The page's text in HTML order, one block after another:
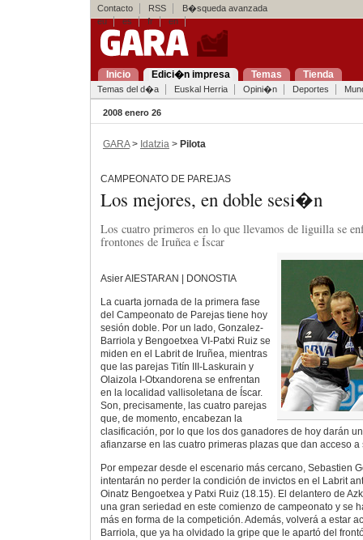
Contacto RSS
B�squeda avanzada
eu
es fr en
Inicio Edici�n impresa Temas Tienda
Temas del d�a Euskal Herria Opini�n Deportes
2008 enero 26
GARA> Idatzia > Pilota
CAMPEONATO DE PAREJAS
Los mejores, en doble sesi�n
Los cuatro primeros en lo que llevamos de liguilla se
frontones de Iruñea e Íscar
Asier AIESTARAN | DONOSTIA
La cuarta jornada de la primera fase
del Campeonato de Parejas tiene hoy
sesión doble. Por un lado, Gonzalez-
Barriola y Bengoetxea VI-Patxi Ruiz se
miden en el Labrit de Iruñea, mientras
que las parejas Titín III-Laskurain y
Olaizola I-Otxandorena se enfrentan
en la localidad vallisoletana de Íscar.
Son, precisamente, las cuatro parejas
que, de momento, encabezan la
clasificación, por lo que los dos ganadores de hoy darán
afianzarse en las cuatro primeras plazas que dan acceso a
Por empezar desde el escenario más cercano, Sebastien
intentarán no perder la condición de invictos en el Labrit
Oinatz Bengoetxea y Patxi Ruiz (18.15). El delantero de
una gran seriedad en este comienzo de campeonato y se
más en forma de la competición. Además, volverá a estar
Barriola, que ya ha olvidado la gripe que le apartó del